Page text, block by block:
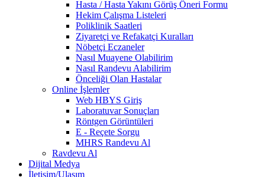
Hasta / Hasta Yakını Görüş Öneri Formu
Hekim Çalışma Listeleri
Poliklinik Saatleri
Ziyaretçi ve Refakatçi Kuralları
Nöbetçi Eczaneler
Nasıl Muayene Olabilirim
Nasıl Randevu Alabilirim
Önceliği Olan Hastalar
Online İşlemler
Web HBYS Giriş
Laboratuvar Sonuçları
Röntgen Görüntüleri
E - Reçete Sorgu
MHRS Randevu Al
Ravdevu Al
Dijital Medya
İletişim/Ulaşım